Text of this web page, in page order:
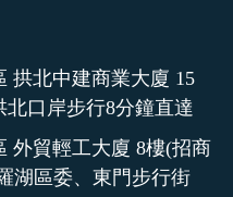
拱北中建商業大廈 15
口岸步行8分鐘直達
外貿輕工大廈 8樓(招商
湖區委、東門步行街